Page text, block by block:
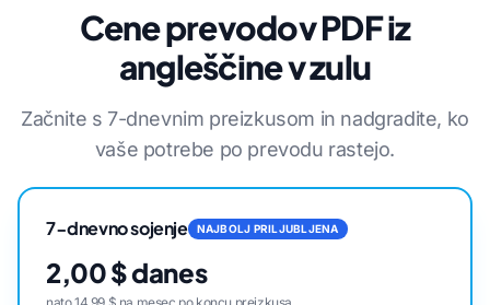
Cene prevodov PDF iz
angleščine v zulu
Začnite s 7-dnevnim preizkusom in nadgradite, ko
vaše potrebe po prevodu rastejo.
7-dnevno sojenje NAJBOLJ PRILJUBLJENA
2,00 $ danes